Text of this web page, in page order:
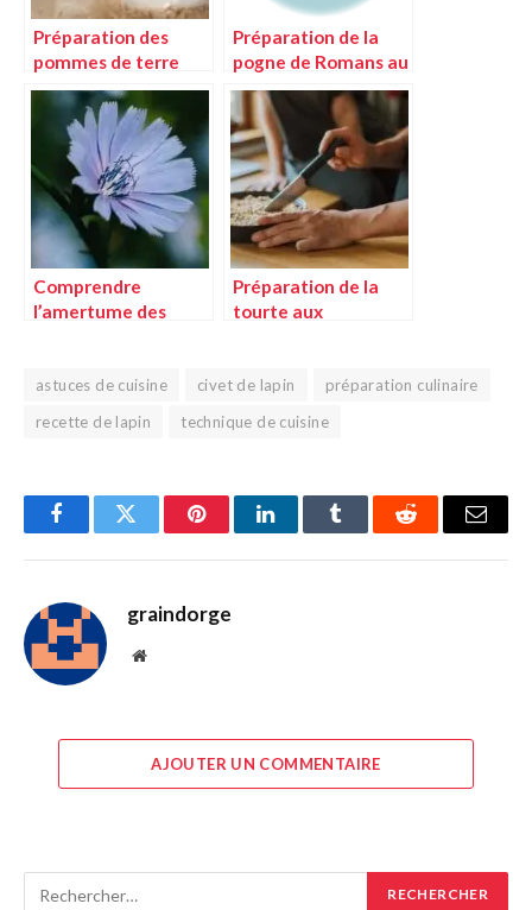
Préparation des
pommes de terre
hasselback
suédoises : astuces
et techniques
Préparation de la
pogne de Romans au
four : astuces et
recettes
Comprendre
l’amertume des
préparation
Préparation de la
tourte aux
techniques
astuces de cuisine civet de lapin
préparation culinaire
recette de lapin
technique de cuisine
FacebookTwitter PinterestLinkedInTumblr Reddit
E-
graindorge
Site
AJOUTER UN COMMENTAIRE